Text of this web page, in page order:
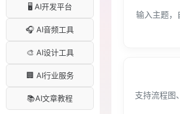
🖥️ AI开发平台
🎧 AI音频工具
🎨 AI设计工具
🏢 AI行业服务
📚AI文章教程
输入主题，
支持流程图